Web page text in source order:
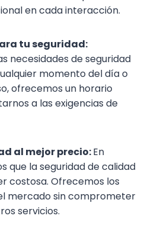
en cada interacción.
tu seguridad:
necesidades de seguridad
momento del día o
ofrecemos un horario
a las exigencias de
al mejor precio:En
que la seguridad de calidad
costosa. Ofrecemos los
mercado sin comprometer
servicios.